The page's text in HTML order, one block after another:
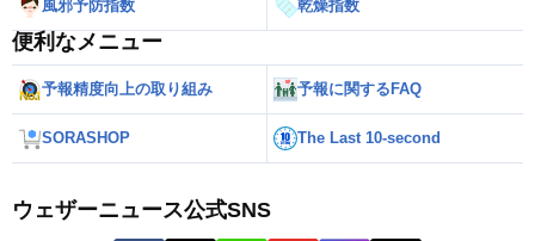
風邪予防指数 乾燥指数
便利なメニュー
予報精度向上の取り組み 予報に関するFAQ
SORASHOP The Last 10-second
ウェザーニュース公式SNS